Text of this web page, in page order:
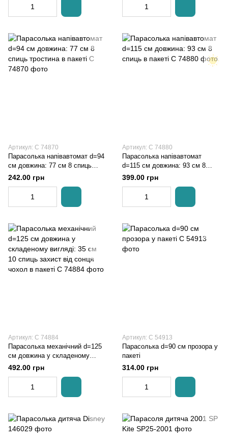
Артикул: C 74870
Парасолька напівавтомат d=94
см довжина: 77 см 8 спиць
тростина в пакеті
242.00 грн
Артикул: C 74880
Парасолька напівавтомат
d=115 см довжина: 93 см 8
спиць в пакеті
399.00 грн
Артикул: C 74884
Парасолька механічний d=125
см довжина у складеному
вигляді: 35 см 10 спиць захист
від сонця чохол в пакеті
492.00 грн
Артикул: C 54913
Парасолька d=90 см прозора у
пакеті
314.00 грн